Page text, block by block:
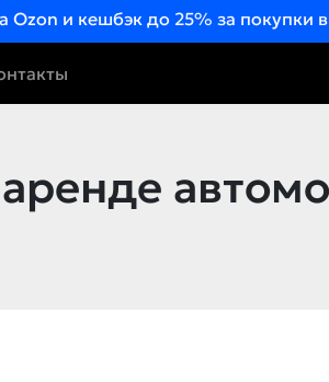
Ozon и кешбэк до 25% за покупки